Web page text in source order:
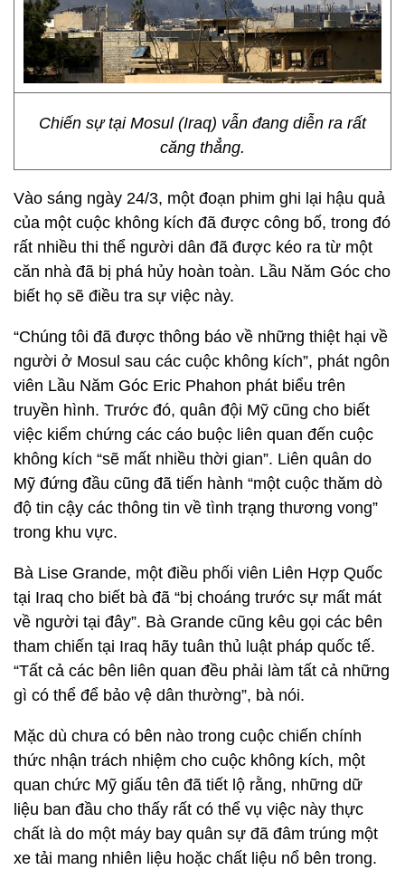
Chiến sự tại Mosul (Iraq) vẫn đang diễn ra rất
căng thẳng.
Vào sáng ngày 24/3, một đoạn phim ghi lại hậu quả
của một cuộc không kích đã được công bố, trong đó
rất nhiều thi thể người dân đã được kéo ra từ một
căn nhà đã bị phá hủy hoàn toàn. Lầu Năm Góc cho
biết họ sẽ điều tra sự việc này.
“Chúng tôi đã được thông báo về những thiệt hại về
người ở Mosul sau các cuộc không kích”, phát ngôn
viên Lầu Năm Góc Eric Phahon phát biểu trên
truyền hình. Trước đó, quân đội Mỹ cũng cho biết
việc kiểm chứng các cáo buộc liên quan đến cuộc
không kích “sẽ mất nhiều thời gian”. Liên quân do
Mỹ đứng đầu cũng đã tiến hành “một cuộc thăm dò
độ tin cậy các thông tin về tình trạng thương vong”
trong khu vực.
Bà Lise Grande, một điều phối viên Liên Hợp Quốc
tại Iraq cho biết bà đã “bị choáng trước sự mất mát
về người tại đây”. Bà Grande cũng kêu gọi các bên
tham chiến tại Iraq hãy tuân thủ luật pháp quốc tế.
“Tất cả các bên liên quan đều phải làm tất cả những
gì có thể để bảo vệ dân thường”, bà nói.
Mặc dù chưa có bên nào trong cuộc chiến chính
thức nhận trách nhiệm cho cuộc không kích, một
quan chức Mỹ giấu tên đã tiết lộ rằng, những dữ
liệu ban đầu cho thấy rất có thể vụ việc này thực
chất là do một máy bay quân sự đã đâm trúng một
xe tải mang nhiên liệu hoặc chất liệu nổ bên trong.